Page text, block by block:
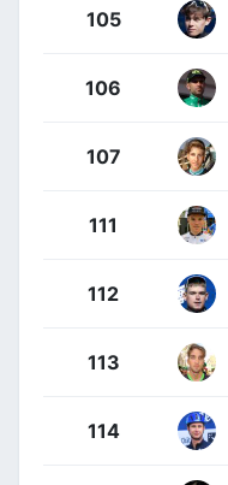
105
106
107
111
112
113
114